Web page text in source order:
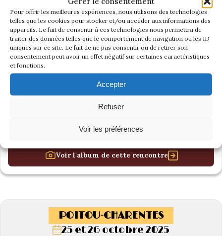
Pour offrir les meilleures expériences, nous utilisons des technologies
telles que les cookies pour stocker et/ou accéder aux informations des
appareils. Le fait de consentir à ces technologies nous permettra de
traiter des données telles que le comportement de navigation ou les ID
uniques sur ce site. Le fait de ne pas consentir ou de retirer son
consentement peut avoir un effet négatif sur certaines caractéristiques
et fonctions.
Accepter
Refuser
Voir les préférences
Voir l'album de cette rencontre
POITOU-CHARENTES
25 et 26 octobre 2025